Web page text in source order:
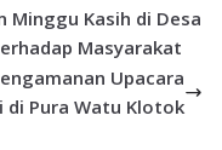
Minggu Kasih di Desa
Masyarakat
Upacara
di Pura Watu Klotok